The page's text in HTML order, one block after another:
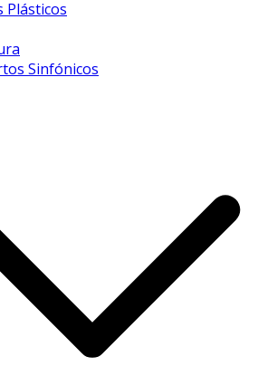
Plásticos
Sinfónicos